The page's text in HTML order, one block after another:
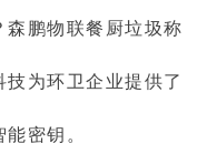
鹏物联餐厨垃圾称
为环卫企业提供了
密钥。